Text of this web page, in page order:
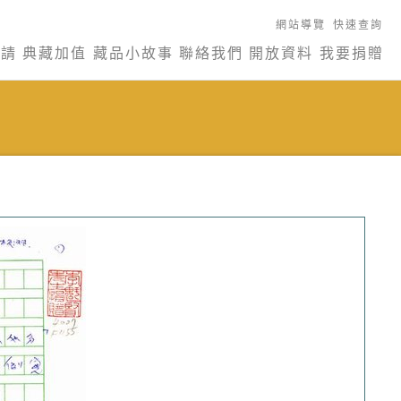
網站導覽 快速查詢
典藏加值 藏品小故事 聯絡我們 開放資料 我要捐贈